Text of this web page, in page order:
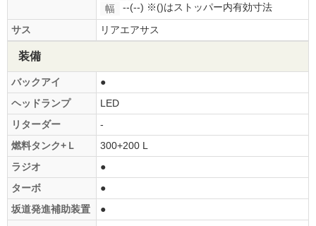
幅
--(--) ※()はストッパー内有効寸法
サス
リアエアサス
装備
バックアイ
●
ヘッドランプ
LED
リターダー
-
燃料タンク+Ｌ
300+200 L
ラジオ
●
ターボ
●
坂道発進補助装置
●